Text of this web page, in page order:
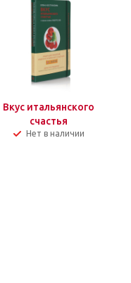
Вкус итальянского
счастья
Нет в наличии